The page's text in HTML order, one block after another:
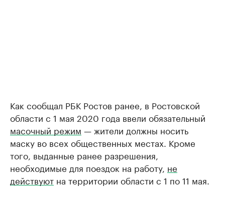
Как сообщал РБК Ростов ранее, в Ростовской
области с 1 мая 2020 года ввели обязательный
масочный режим — жители должны носить
маску во всех общественных местах. Кроме
того, выданные ранее разрешения,
необходимые для поездок на работу, не
действуют на территории области с 1 по 11 мая.